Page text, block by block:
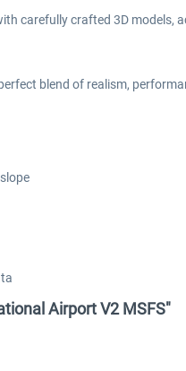
carefully crafted 3D
blend of realism,
Airport V2 MSFS"